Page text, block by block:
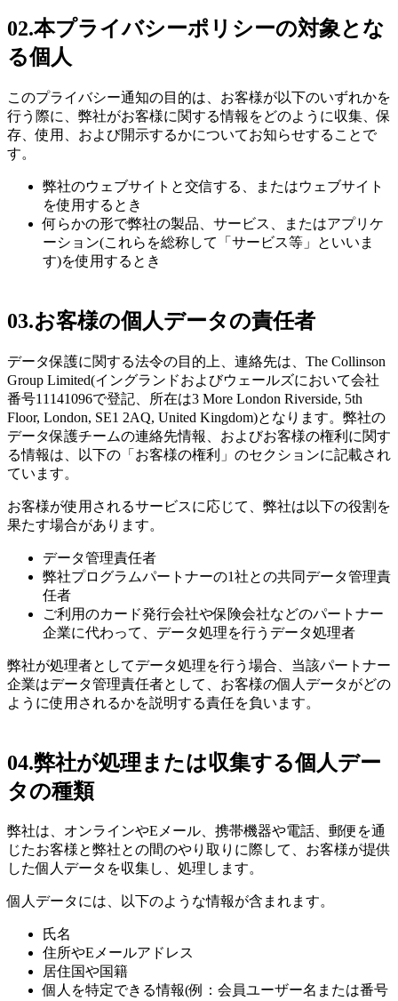
02.本プライバシーポリシーの対象とな
る個人
このプライバシー通知の目的は、お客様が以下のいずれかを
行う際に、弊社がお客様に関する情報をどのように収集、保
存、使用、および開示するかについてお知らせすることで
す。
弊社のウェブサイトと交信する、またはウェブサイト
を使用するとき
何らかの形で弊社の製品、サービス、またはアプリケ
ーション(これらを総称して「サービス等」といいま
す)を使用するとき
03.お客様の個人データの責任者
データ保護に関する法令の目的上、連絡先は、The Collinson
Group Limited(イングランドおよびウェールズにおいて会社
番号11141096で登記、所在は3 More London Riverside, 5th
Floor, London, SE1 2AQ, United Kingdom)となります。弊社の
データ保護チームの連絡先情報、およびお客様の権利に関す
る情報は、以下の「お客様の権利」のセクションに記載され
ています。
お客様が使用されるサービスに応じて、弊社は以下の役割を
果たす場合があります。
データ管理責任者
弊社プログラムパートナーの1社との共同データ管理責
任者
ご利用のカード発行会社や保険会社などのパートナー
企業に代わって、データ処理を行うデータ処理者
弊社が処理者としてデータ処理を行う場合、当該パートナー
企業はデータ管理責任者として、お客様の個人データがどの
ように使用されるかを説明する責任を負います。
04.弊社が処理または収集する個人デー
タの種類
弊社は、オンラインやEメール、携帯機器や電話、郵便を通
じたお客様と弊社との間のやり取りに際して、お客様が提供
した個人データを収集し、処理します。
個人データには、以下のような情報が含まれます。
氏名
住所やEメールアドレス
居住国や国籍
個人を特定できる情報(例：会員ユーザー名または番号